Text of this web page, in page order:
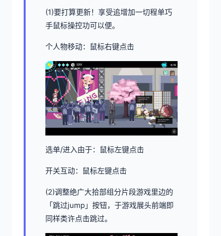
(1)要打算更新！享受追增加一切程单巧
手鼠标操控功可以便。
个人物移动：鼠标右键点击
选单/进入由于：鼠标左键点击
开关互动：鼠标左键点击
(2)调整绝广大拾部组分片段游戏里边的
「跳过jump」按钮，于游戏展头前端即
同样类许点击跳过。